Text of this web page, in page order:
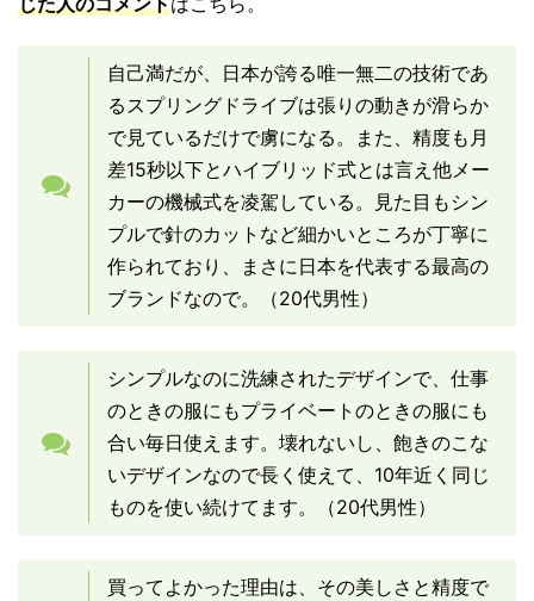
自己満だが、日本が誇る唯一無二の技術であ
るスプリングドライブは張りの動きが滑らか
で見ているだけで虜になる。また、精度も月
差15秒以下とハイブリッド式とは言え他メー
カーの機械式を凌駕している。見た目もシン
プルで針のカットなど細かいところが丁寧に
作られており、まさに日本を代表する最高の
ブランドなので。（20代男性）
シンプルなのに洗練されたデザインで、仕事
のときの服にもプライベートのときの服にも
合い毎日使えます。壊れないし、飽きのこな
いデザインなので長く使えて、10年近く同じ
ものを使い続けてます。（20代男性）
買ってよかった理由は、その美しさと精度で